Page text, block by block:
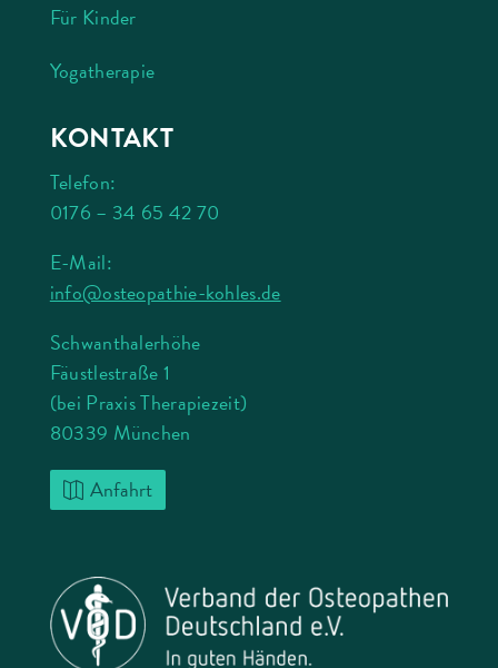
Für Kinder
Yogatherapie
KONTAKT
Telefon:
0176 – 34 65 42 70
E-Mail:
info@osteopathie-kohles.de
Schwanthalerhöhe
Fäustlestraße 1
(bei Praxis Therapiezeit)
80339 München
Anfahrt